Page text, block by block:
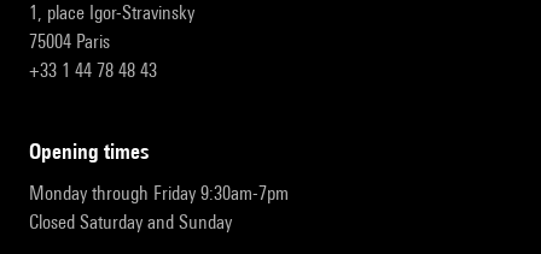
1, place Igor-Stravinsky
75004 Paris
+33 1 44 78 48 43
opening times
Monday through Friday 9:30am-7pm
Closed Saturday and Sunday